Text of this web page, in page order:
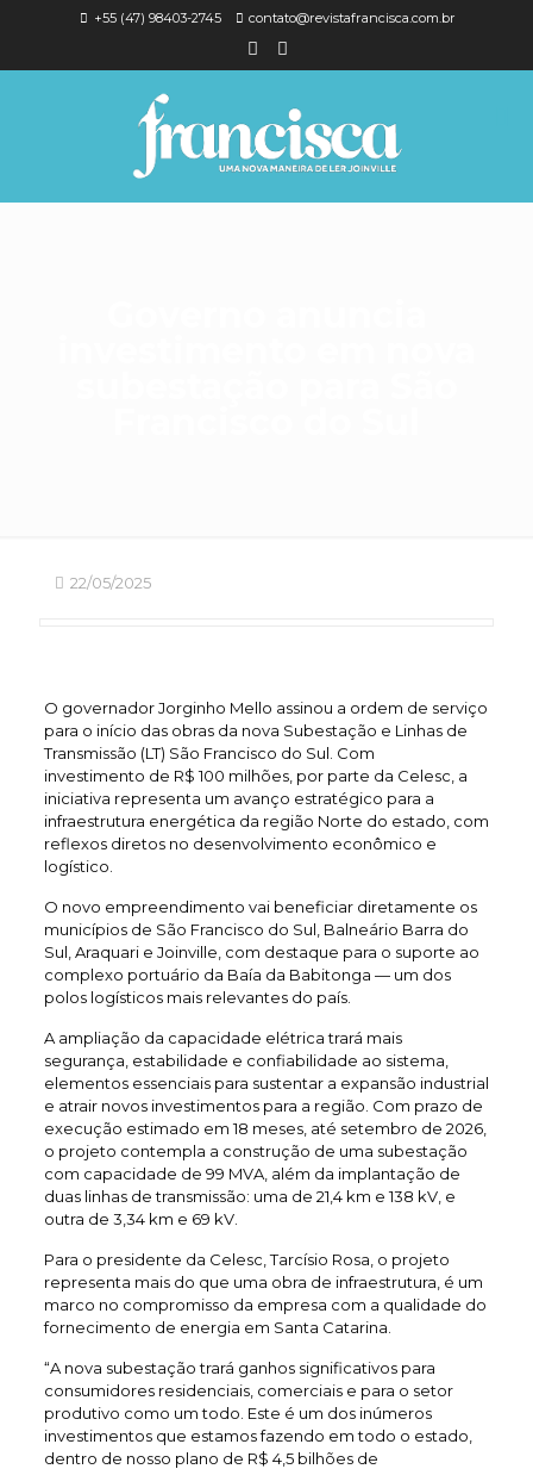
+55 (47) 98403-2745 contato@revistafrancisca.com.br
22/05/2025
O governador Jorginho Mello assinou a ordem de serviço
para o início das obras da nova Subestação e Linhas de
Transmissão (LT) São Francisco do Sul. Com
investimento de R$ 100 milhões, por parte da Celesc, a
iniciativa representa um avanço estratégico para a
infraestrutura energética da região Norte do estado, com
reflexos diretos no desenvolvimento econômico e
logístico.
O novo empreendimento vai beneficiar diretamente os
municípios de São Francisco do Sul, Balneário Barra do
Sul, Araquari e Joinville, com destaque para o suporte ao
complexo portuário da Baía da Babitonga — um dos
polos logísticos mais relevantes do país.
A ampliação da capacidade elétrica trará mais
segurança, estabilidade e confiabilidade ao sistema,
elementos essenciais para sustentar a expansão industrial
e atrair novos investimentos para a região. Com prazo de
execução estimado em 18 meses, até setembro de 2026,
o projeto contempla a construção de uma subestação
com capacidade de 99 MVA, além da implantação de
duas linhas de transmissão: uma de 21,4 km e 138 kV, e
outra de 3,34 km e 69 kV.
Para o presidente da Celesc, Tarcísio Rosa, o projeto
representa mais do que uma obra de infraestrutura, é um
marco no compromisso da empresa com a qualidade do
fornecimento de energia em Santa Catarina.
“A nova subestação trará ganhos significativos para
consumidores residenciais, comerciais e para o setor
produtivo como um todo. Este é um dos inúmeros
investimentos que estamos fazendo em todo o estado,
dentro de nosso plano de R$ 4,5 bilhões de